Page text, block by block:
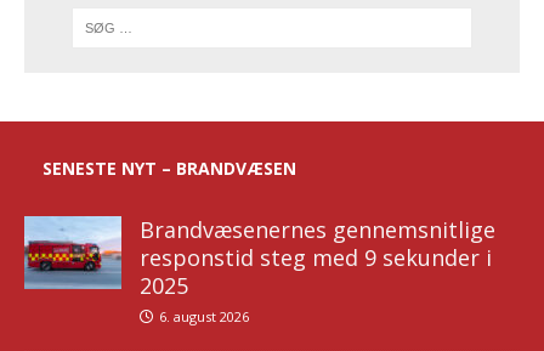
SENESTE NYT – BRANDVÆSEN
Brandvæsenernes gennemsnitlige
responstid steg med 9 sekunder i
2025
6. august 2026